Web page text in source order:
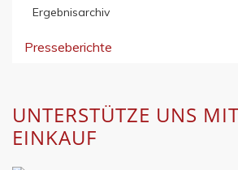
Ergebnisarchiv
Presseberichte
UNTERSTÜTZE UNS
EINKAUF